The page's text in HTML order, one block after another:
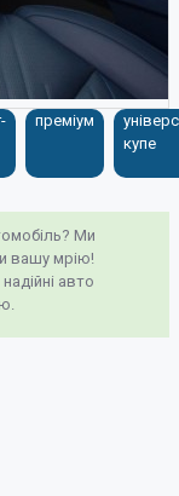
преміум
купе
Ми
вашу мрію!
авто